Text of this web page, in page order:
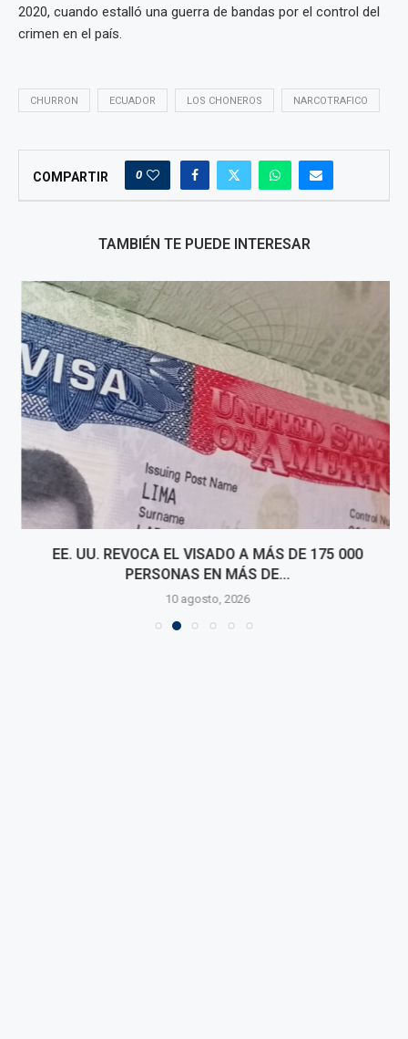
2020, cuando estalló una guerra de bandas por el control del
crimen en el país.
CHURRON ECUADOR LOS CHONEROS NARCOTRAFICO
COMPARTIR 0
TAMBIÉN TE PUEDE INTERESAR
EE. UU. REVOCA EL VISADO A MÁS DE 175 000
PERSONAS EN MÁS DE...
10 agosto, 2026